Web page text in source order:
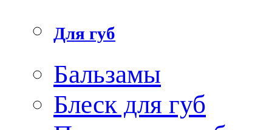
Для губ
Бальзамы
Блеск для губ